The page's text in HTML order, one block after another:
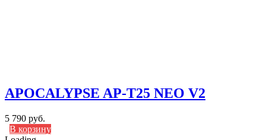
APOCALYPSE AP-T25 NEO V2
5 790 руб.
В корзину